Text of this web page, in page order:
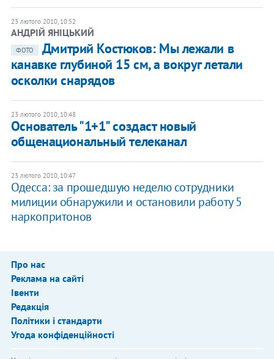
23 лютого 2010, 10:52
АНДРІЙ ЯНІЦЬКИЙ
ФОТО
Дмитрий Костюков: Мы лежали в
канавке глубиной 15 см, а вокруг летали
осколки снарядов
23 лютого 2010, 10:48
Основатель "1+1" создаст новый
общенациональный телеканал
23 лютого 2010, 10:47
Одесса: за прошедшую неделю сотрудники
милиции обнаружили и остановили работу 5
наркопритонов
Про нас
Реклама на сайті
Івенти
Редакція
Політики і стандарти
Угода конфіденційності